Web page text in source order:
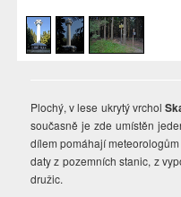
Plochý, v lese ukrytý vrchol
současně je zde umístěn
dílem pomáhají
daty z pozemních stanic, z
družic.